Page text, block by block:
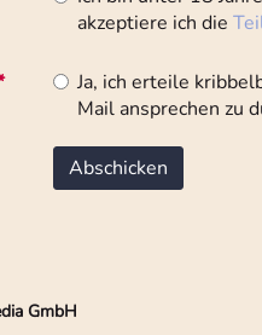
akzeptiere ich die
Ja, ich erteile
Mail ansprechen zu
GmbH